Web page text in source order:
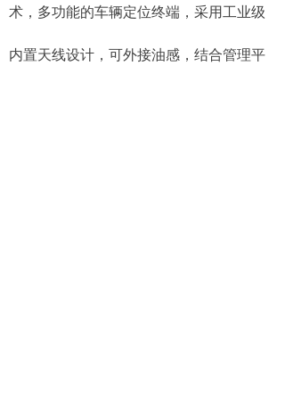
术，多功能的车辆定位终端，采用工业级
内置天线设计，可外接油感，结合管理平